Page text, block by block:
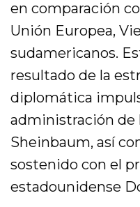
en comparación
Unión Europea,
sudamericanos.
resultado de la
diplomática
administración de
Sheinbaum, así
sostenido con el
estadounidense